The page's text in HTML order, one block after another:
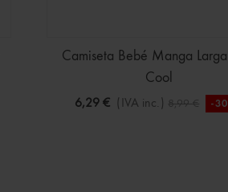
Camiseta Bebé Manga
Cool
6,29 € (IVA inc.) 8,99 € -